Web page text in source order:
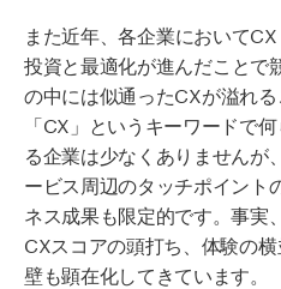
また近年、各企業においてCX
投資と最適化が進んだことで
の中には似通ったCXが溢れ
「CX」というキーワードで
る企業は少なくありません が、
ービス周辺のタッチポイント
ネス成果も限定的です。事実
CXスコアの頭打ち、体験の
壁も顕在化してきています。